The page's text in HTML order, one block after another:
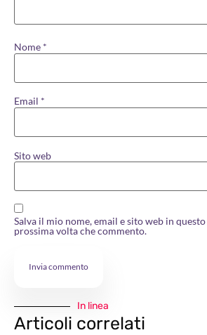
Nome *
Email *
Sito web
Salva il mio nome, email e sito web in
prossima volta che commento.
In linea
Articoli correlati